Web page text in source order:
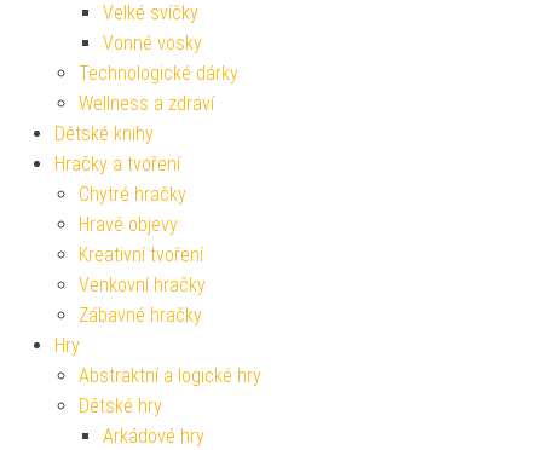
Velké svíčky
Vonné vosky
Technologické dárky
Wellness a zdraví
Dětské knihy
Hračky a tvoření
Chytré hračky
Hravé objevy
Kreativní tvoření
Venkovní hračky
Zábavné hračky
Hry
Abstraktní a logické hry
Dětské hry
Arkádové hry